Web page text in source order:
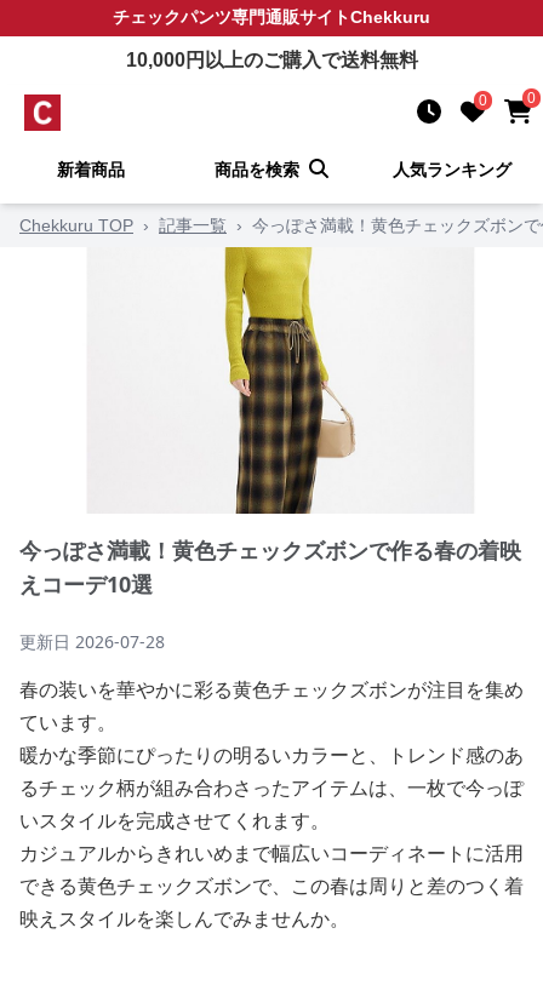
チェックパンツ専門通販サイトChekkuru
10,000円以上のご購入で送料無料
0 0
新着商品 商品を検索 人気ランキング
Chekkuru TOP › 記事一覧 › 今っぽさ満載！黄色チェックズボン
今っぽさ満載！黄色チェックズボンで作る春の着映
えコーデ10選
更新日 2026-07-28
春の装いを華やかに彩る黄色チェックズボンが注目を集め
ています。
暖かな季節にぴったりの明るいカラーと、トレンド感のあ
るチェック柄が組み合わさったアイテムは、一枚で今っぽ
いスタイルを完成させてくれます。
カジュアルからきれいめまで幅広いコーディネートに活用
できる黄色チェックズボンで、この春は周りと差のつく着
映えスタイルを楽しんでみませんか。